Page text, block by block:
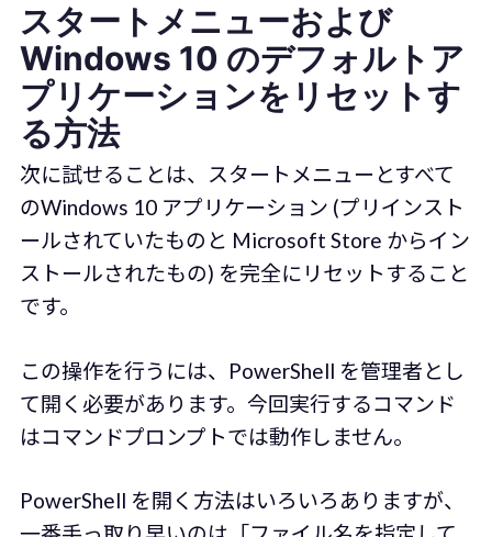
スタートメニューおよび
Windows 10 のデフォルトア
プリケーションをリセットす
る方法
次に試せることは、スタートメニューとすべて
のWindows 10 アプリケーション (プリインスト
ールされていたものと Microsoft Store からイン
ストールされたもの) を完全にリセットすること
です。
この操作を行うには、PowerShell を管理者とし
て開く必要があります。今回実行するコマンド
はコマンドプロンプトでは動作しません。
PowerShell を開く方法はいろいろありますが、